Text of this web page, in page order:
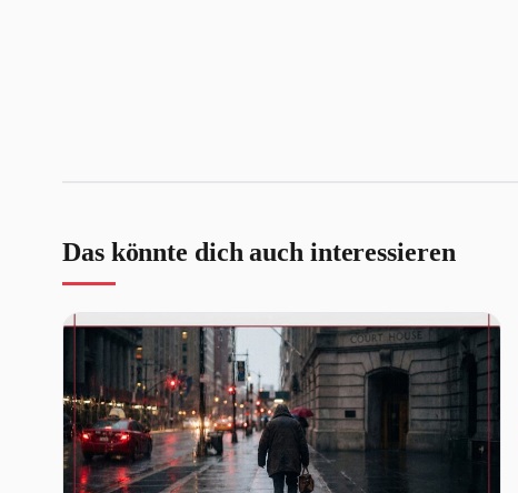
Das könnte dich auch interessieren